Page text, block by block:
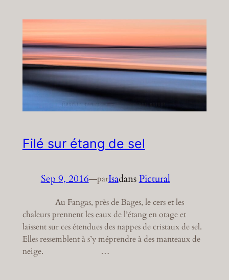
Filé sur étang de sel
Sep 9, 2016—parIsadansPictural
Au Fangas, près de Bages, le cers et les
chaleurs prennent les eaux de l’étang en otage et
laissent sur ces étendues des nappes de cristaux de sel.
Elles ressemblent à s’y méprendre à des manteaux de
neige. …